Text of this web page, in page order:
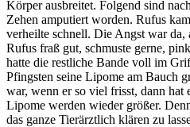
Körper ausbreitet. Folgend sind
Zehen amputiert worden. Rufus
verheilte schnell. Die Angst war da,
Rufus fraß gut, schmuste gerne,
hatte die restliche Bande voll im
Pfingsten seine Lipome am Bauch
war, wenn er so viel frisst, dann hat
Lipome werden wieder größer.
das ganze Tierärztlich klären zu